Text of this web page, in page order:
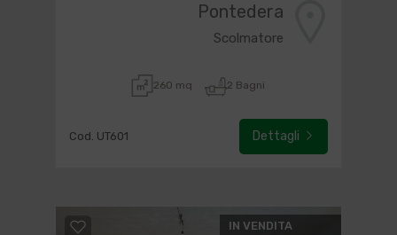
Pontedera
Scolmatore
260 mq 2 Bagni
Cod. UT601 Dettagli
IN VENDITA